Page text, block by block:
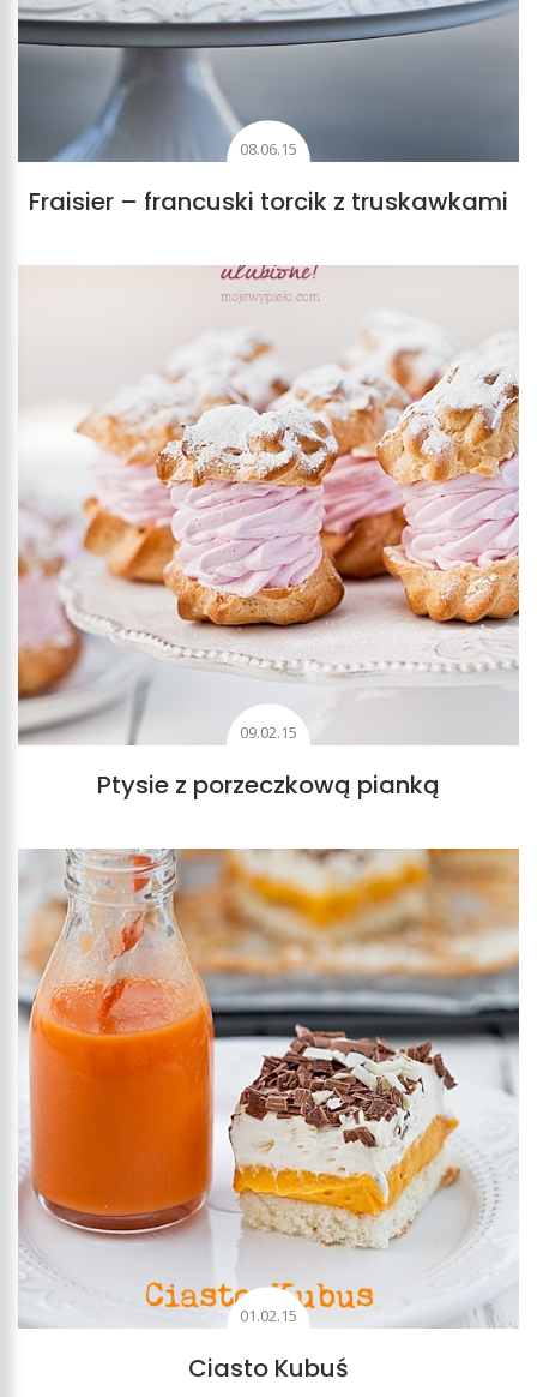
08.06.15
Fraisier – francuski torcik z truskawkami
09.02.15
Ptysie z porzeczkową pianką
01.02.15
Ciasto Kubuś